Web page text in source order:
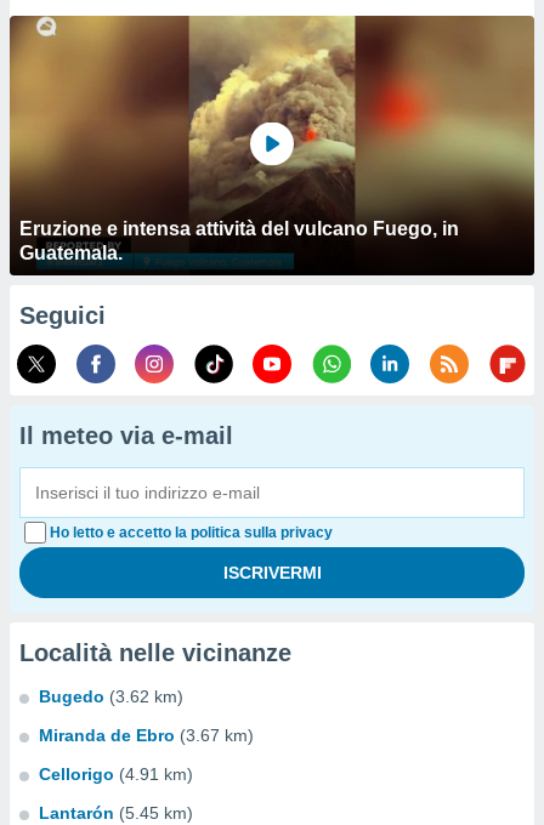
Eruzione e intensa attività del vulcano Fuego, in
Guatemala.
Seguici
Il meteo via e-mail
Ho letto e accetto la politica sulla privacy
Località nelle vicinanze
Bugedo (3.62 km)
Miranda de Ebro (3.67 km)
Cellorigo (4.91 km)
Lantarón (5.45 km)